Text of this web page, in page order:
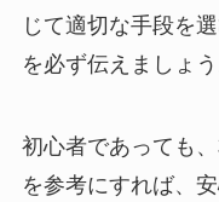
じて適切な手段を
を必ず伝えましょう
初心者であっても
を参考にすれば、